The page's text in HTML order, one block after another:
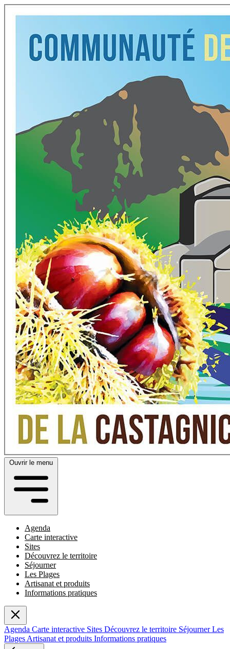
Ouvrir le menu
Agenda
Carte interactive
Sites
Découvrez le territoire
Séjourner
Les Plages
Artisanat et produits
Informations pratiques
Agenda Carte interactive Sites Découvrez le territoire SéjournerLes
Plages Artisanat et produits Informations pratiques